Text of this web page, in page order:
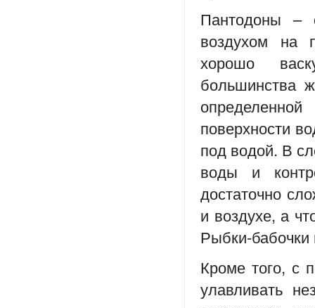
Пантодоны –
воздухом на
хорошо
большинства
поверхности
под водой. В
воды и
достаточно
и воздухе, а
Рыбки-бабочки
Кроме того, с
улавливать